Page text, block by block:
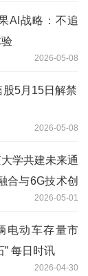
AI战略：不追
2026-05-08
股5月15日解禁
2026-05-08
学共建未来通
合与6G技术创
2026-05-01
电动车存量市
” 每日时讯
2026-04-30